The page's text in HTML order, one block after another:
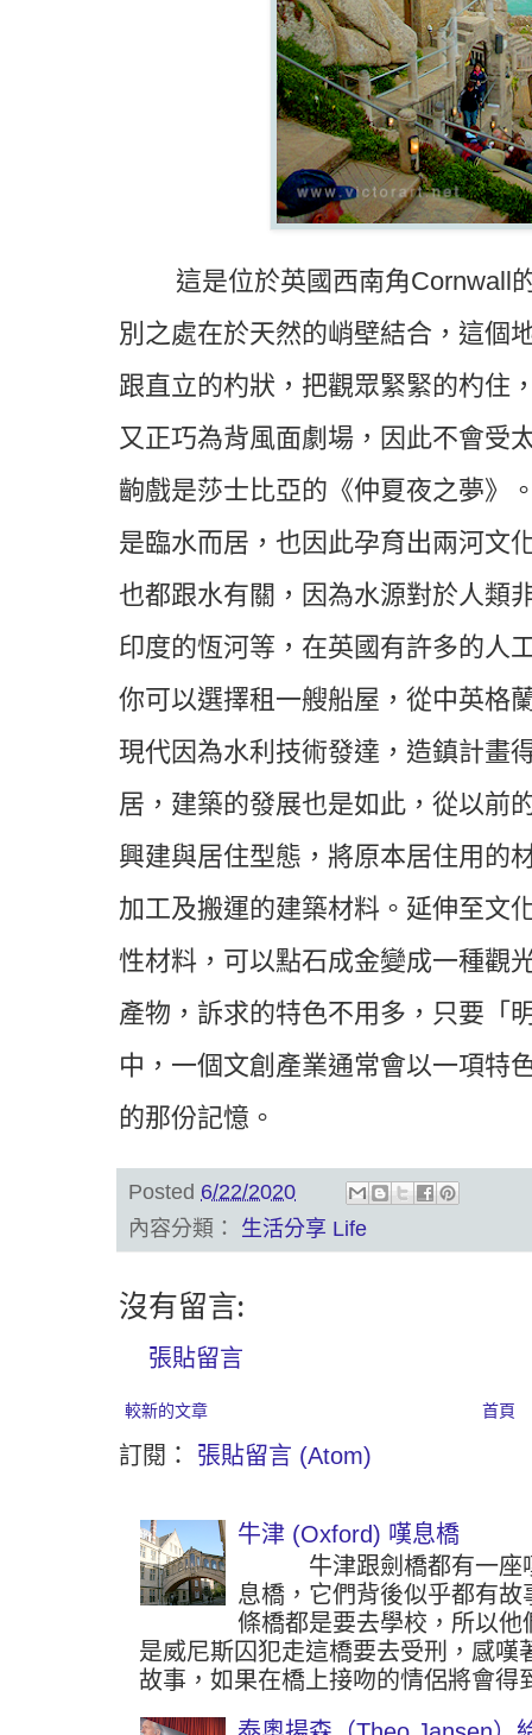
這是位於英國西南角Cornwall
別之處在於天然的峭壁結合，這個
跟直立的杓狀，把觀眾緊緊的杓住
又正巧為背風面劇場，因此不會受
齣戲是莎士比亞的《仲夏夜之夢》
是臨水而居，也因此孕育出兩河文
也都跟水有關，因為水源對於人類
印度的恆河等，在英國有許多的人
你可以選擇租一艘船屋，從中英格
現代因為水利技術發達，造鎮計畫
居，建築的發展也是如此，從以前
興建與居住型態，將原本居住用的
加工及搬運的建築材料。延伸至文
性材料，可以點石成金變成一種觀
產物，訴求的特色不用多，只要「
中，一個文創產業通常會以一項特
的那份記憶。
Posted 6/22/2020
內容分類： 生活分享 Life
沒有留言:
張貼留言
較新的文章 首頁
訂閱： 張貼留言 (Atom)
牛津 (Oxford) 嘆息橋
牛津跟劍橋都有一座嘆
息橋，它們背後似乎都有
條橋都是要去學校，所以
是威尼斯囚犯走這橋要去受刑，感
故事，如果在橋上接吻的情侶將會得